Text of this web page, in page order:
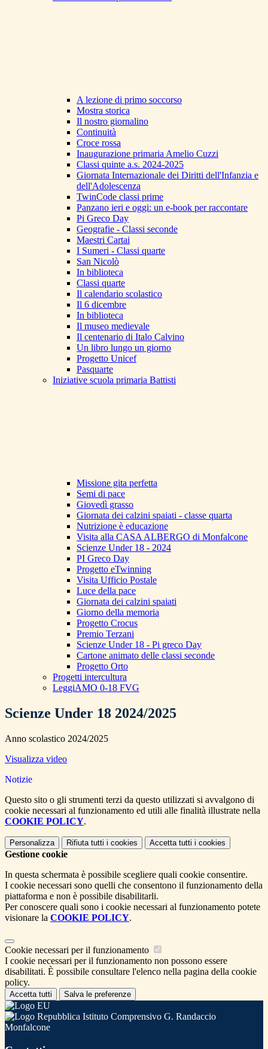
A lezione di primo soccorso
Mostra storica
Il nostro giornalino
Continuità
Croce rossa
Inaugurazione primaria Amelio Cuzzi
Classi quinte a.s. 2024-2025
Giornata Internazionale dei Diritti dell'Infanzia e
dell'Adolescenza
TwinCode classi prime
Panzano ieri e oggi: un e-book per raccontare
Pi Greco Day
Geografie - Classi seconde
Maestri Cartai
I Sumeri - Classi quarte
San Nicolò
In biblioteca
Classi quarte
Il calendario scolastico
Il 6 dicembre
In biblioteca
Il museo medievale
Il centenario di Italo Calvino
Un libro lungo un giorno
Progetto Unicef
Pasquarte
Iniziative scuola primaria Battisti
Missione gita perfetta
Semi di pace
Giovedì grasso
Giornata dei calzini spaiati - classe quarta
Nutrizione è educazione
Visita alla CASA ALBERGO di Monfalcone
Scienze Under 18 - 2024
PI Greco Day
Progetto eTwinning
Visita Ufficio Postale
Luce della pace
Giornata dei calzini spaiati
Giorno della memoria
Progetto Crocus
Premio Terzani
Scienze Under 18 - Pi greco Day
Cartone animato delle classi seconde
Progetto Orto
Progetti intercultura
LeggiAMO 0-18 FVG
Scienze Under 18 2024/2025
Anno scolastico 2024/2025
Visualizza video
Notizie
Questo sito o gli strumenti terzi da questo utilizzati si avvalgono di
cookie necessari al funzionamento ed utili alle finalità illustrate nella
COOKIE POLICY.
Personalizza Rifiuta tutti i cookies Accetta tutti i cookies
Gestione cookie
In questa schermata è possibile scegliere quali cookie consentire.
I cookie necessari sono quelli che consentono il funzionamento della
piattaforma e non è possibile disabilitarli.
Per conoscere quali sono i cookie necessari al funzionamento potete
visionare la COOKIE POLICY.
Cookie necessari per il funzionamento
I cookie necessari per il funzionamento non possono essere
disabilitati. È possibile consultare l'elenco nella pagina della cookie
policy.
Accetta tutti Salva le preferenze
Istituto Comprensivo G. Randaccio
Monfalcone